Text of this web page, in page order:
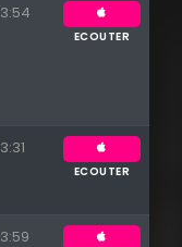
3:54
ECOUTER
3:31
ECOUTER
3:59